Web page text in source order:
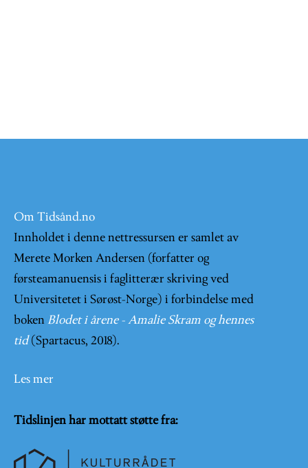
Om Tidsånd.no
Innholdet i denne nettressursen er samlet av
Merete Morken Andersen (forfatter og
førsteamanuensis i faglitterær skriving ved
Universitetet i Sørøst-Norge) i forbindelse med
boken Blodet i årene - Amalie Skram og hennes
tid (Spartacus, 2018).
Les mer
Tidslinjen har mottatt støtte fra: